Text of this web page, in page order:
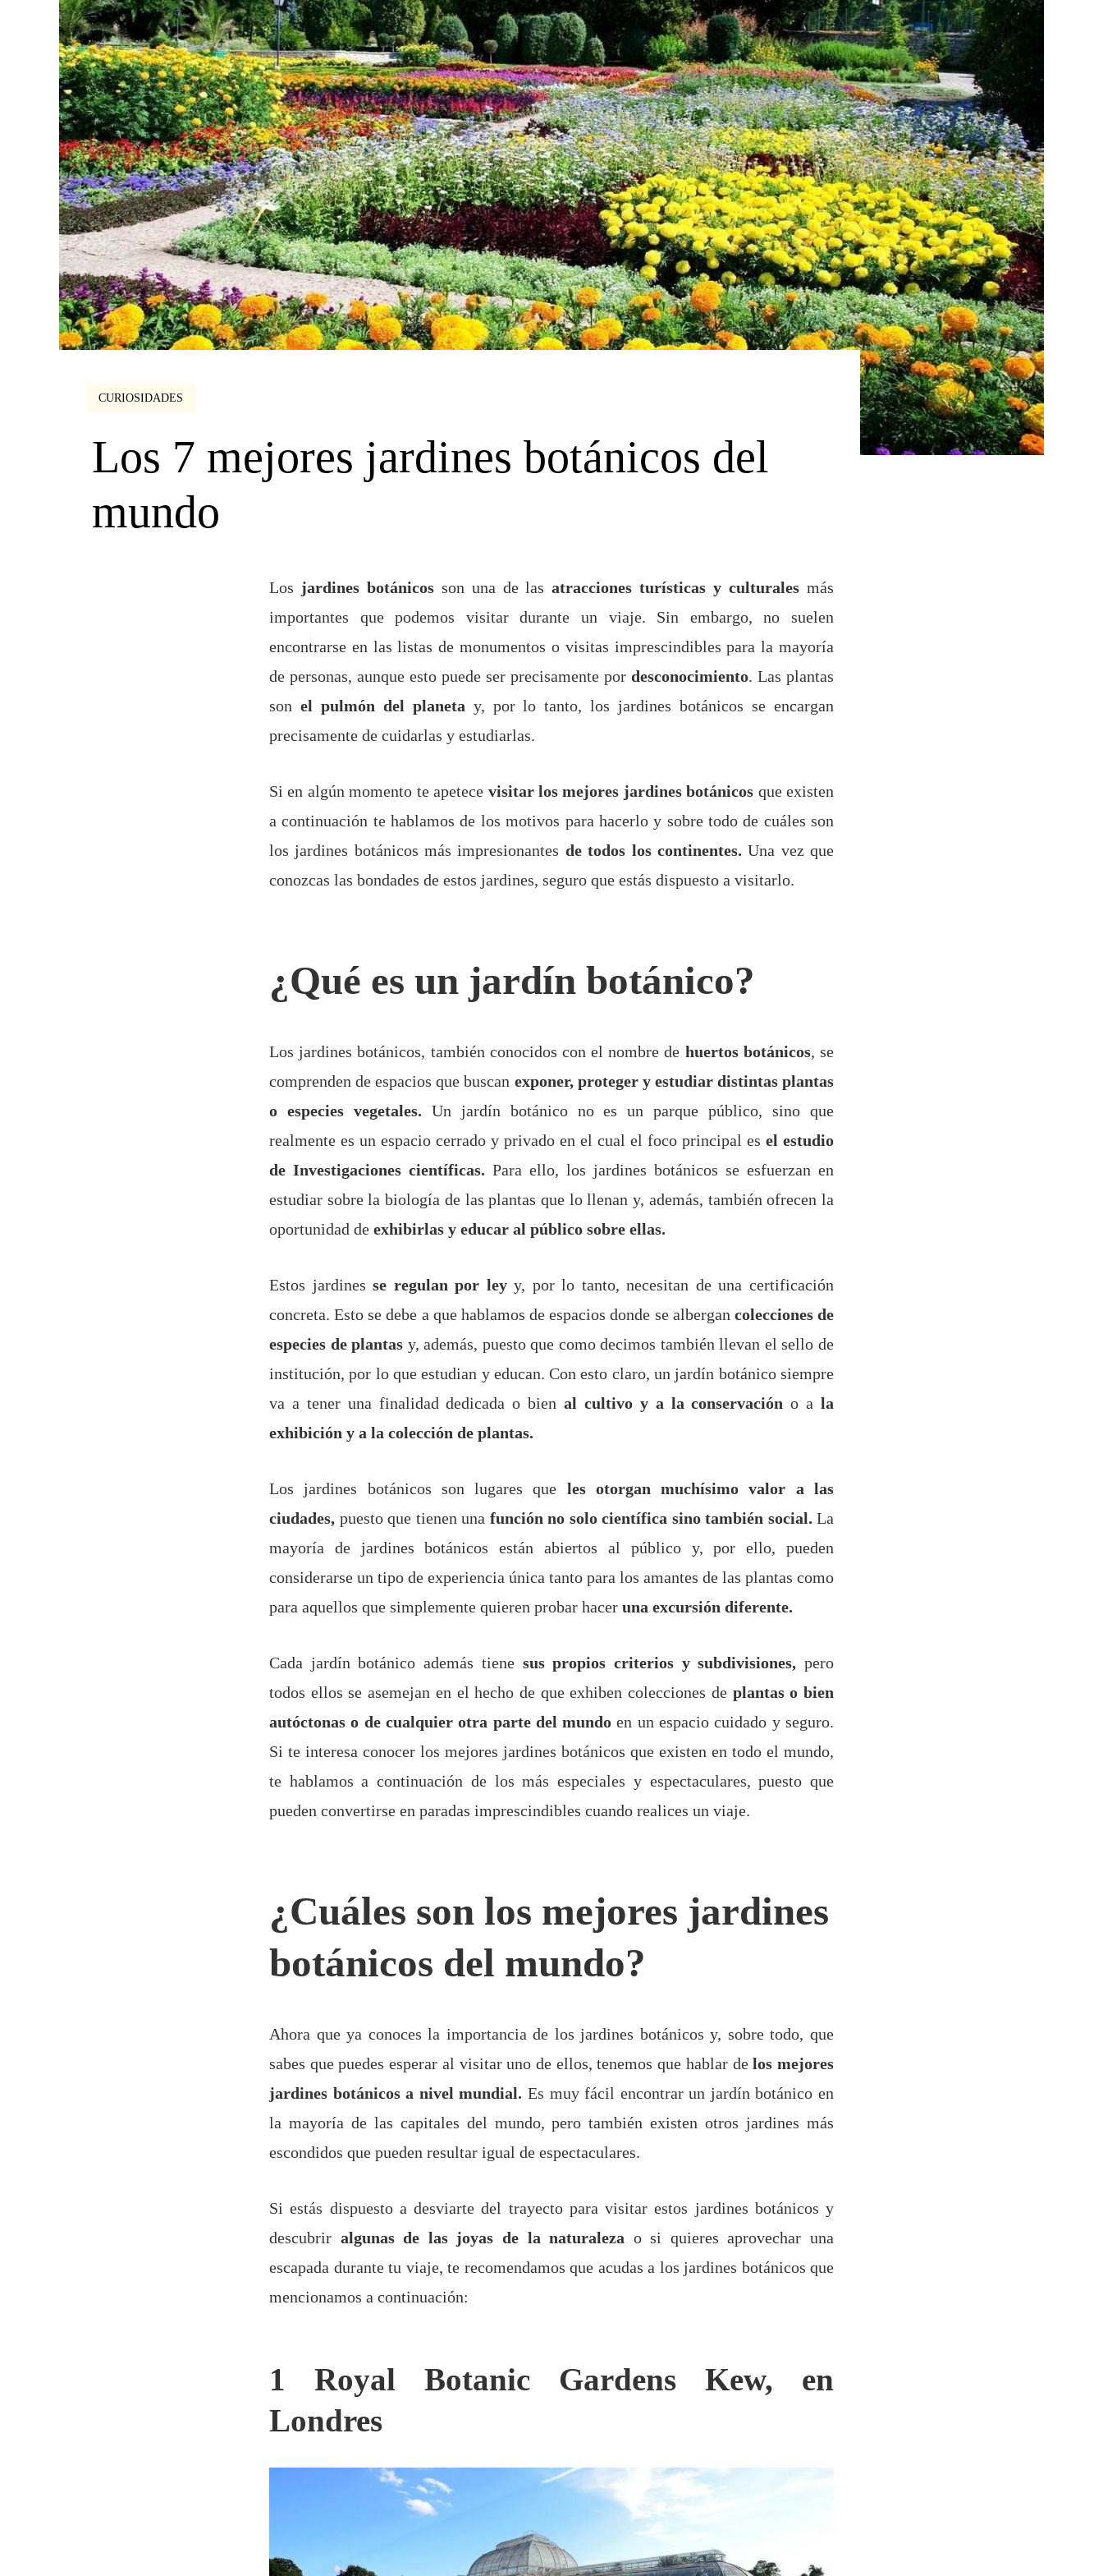
CURIOSIDADES
Los 7 mejores jardines botánicos del
mundo
Los jardines botánicos son una de lasatracciones turísticas y culturalesmás
importantes que podemos visitar durante un viaje. Sin embargo, no suelen
encontrarse en las listas de monumentos o visitas imprescindibles para la mayoría
de personas, aunque esto puede ser precisamente por desconocimiento. Las plantas
son el pulmón del planeta y, por lo tanto, los jardines botánicos se encargan
precisamente de cuidarlas y estudiarlas.
Si en algún momento te apetece visitar los mejores jardines botánicos que existen
a continuación te hablamos de los motivos para hacerlo y sobre todo de cuáles son
los jardines botánicos más impresionantes de todos los continentes.Una vez que
conozcas las bondades de estos jardines, seguro que estás dispuesto a visitarlo.
¿Qué es un jardín botánico?
Los jardines botánicos, también conocidos con el nombre de huertos botánicos, se
comprenden de espacios que buscan exponer, proteger y estudiar distintas plantas
o especies vegetales. Un jardín botánico no es un parque público, sino que
realmente es un espacio cerrado y privado en el cual el foco principal es el estudio
de Investigaciones científicas. Para ello, los jardines botánicos se esfuerzan en
estudiar sobre la biología de las plantas que lo llenan y, además, también ofrecen la
oportunidad de exhibirlas y educar al público sobre ellas.
Estos jardinesse regulan por leyy, por lo tanto, necesitan de una certificación
concreta. Esto se debe a que hablamos de espacios donde se albergan colecciones de
especies de plantas y, además, puesto que como decimos también llevan el sello de
institución, por lo que estudian y educan. Con esto claro, un jardín botánico siempre
va a tener una finalidad dedicada o bien al cultivo y a la conservación o a la
exhibición y a la colección de plantas.
Los jardines botánicos son lugares que les otorgan muchísimo valor a las
ciudades, puesto que tienen una función no solo científica sino también social. La
mayoría de jardines botánicos están abiertos al público y, por ello, pueden
considerarse un tipo de experiencia única tanto para los amantes de las plantas como
para aquellos que simplemente quieren probar hacer una excursión diferente.
Cada jardín botánico además tienesus propios criterios y subdivisiones, pero
todos ellos se asemejan en el hecho de que exhiben colecciones deplantas o bien
autóctonas o de cualquier otra parte del mundo en un espacio cuidado y seguro.
Si te interesa conocer los mejores jardines botánicos que existen en todo el mundo,
te hablamos a continuación de los más especiales y espectaculares, puesto que
pueden convertirse en paradas imprescindibles cuando realices un viaje.
¿Cuáles son los mejores jardines
botánicos del mundo?
Ahora que ya conoces la importancia de los jardines botánicos y, sobre todo, que
sabes que puedes esperar al visitar uno de ellos, tenemos que hablar delos mejores
jardines botánicos a nivel mundial. Es muy fácil encontrar un jardín botánico en
la mayoría de las capitales del mundo, pero también existen otros jardines más
escondidos que pueden resultar igual de espectaculares.
Si estás dispuesto a desviarte del trayecto para visitar estos jardines botánicos y
descubrir algunas de las joyas de la naturaleza o si quieres aprovechar una
escapada durante tu viaje, te recomendamos que acudas a los jardines botánicos que
mencionamos a continuación:
1 Royal Botanic Gardens Kew, en
Londres